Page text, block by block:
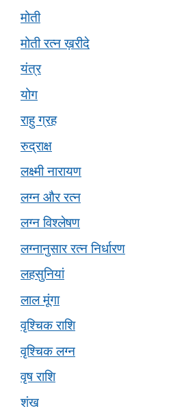
मोती
मोती रत्न ख़रीदे
यंत्र
योग
राहु ग्रह
रुद्राक्ष
लक्ष्मी नारायण
लग्न और रत्न
लग्न विश्लेषण
लग्नानुसार रत्न निर्धारण
लहसुनियां
लाल मूंगा
वृश्चिक राशि
वृश्चिक लग्न
वृष राशि
शंख